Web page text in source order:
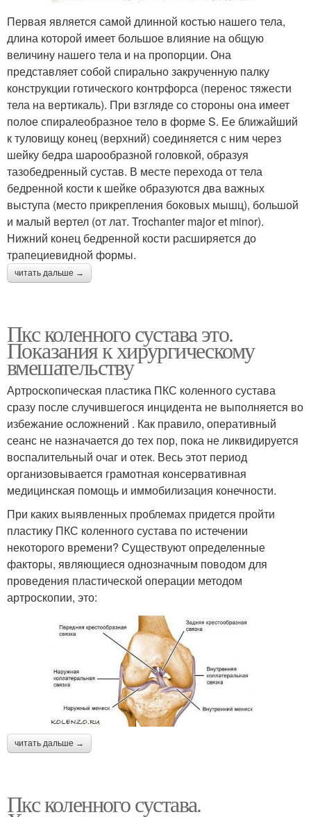
Первая является самой длинной костью нашего тела,
длина которой имеет большое влияние на общую
величину нашего тела и на пропорции. Она
представляет собой спирально закрученную палку
конструкции готического контрфорса (перенос тяжести
тела на вертикаль). При взгляде со стороны она имеет
полое спиралеобразное тело в форме S. Ее ближайший
к туловищу конец (верхний) соединяется с ним через
шейку бедра шарообразной головкой, образуя
тазобедренный сустав. В месте перехода от тела
бедренной кости к шейке образуются два важных
выступа (место прикрепления боковых мышц), большой
и малый вертел (oт лат. Trochanter major et minor).
Нижний конец бедренной кости расширяется до
трапециевидной формы.
читать дальше →
Пкс коленного сустава это.
Показания к хирургическому
вмешательству
Артроскопическая пластика ПКС коленного сустава
сразу после случившегося инцидента не выполняется во
избежание осложнений . Как правило, оперативный
сеанс не назначается до тех пор, пока не ликвидируется
воспалительный очаг и отек. Весь этот период
организовывается грамотная консервативная
медицинская помощь и иммобилизация конечности.
При каких выявленных проблемах придется пройти
пластику ПКС коленного сустава по истечении
некоторого времени? Существуют определенные
факторы, являющиеся однозначным поводом для
проведения пластической операции методом
артроскопии, это:
читать дальше →
Пкс коленного сустава.